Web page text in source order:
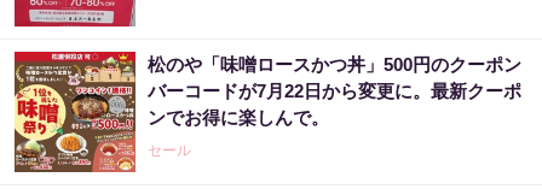
松のや「味噌ロースかつ丼」500円のクーポン
バーコードが7月22日から変更に。最新クーポ
ンでお得に楽しんで。
セール